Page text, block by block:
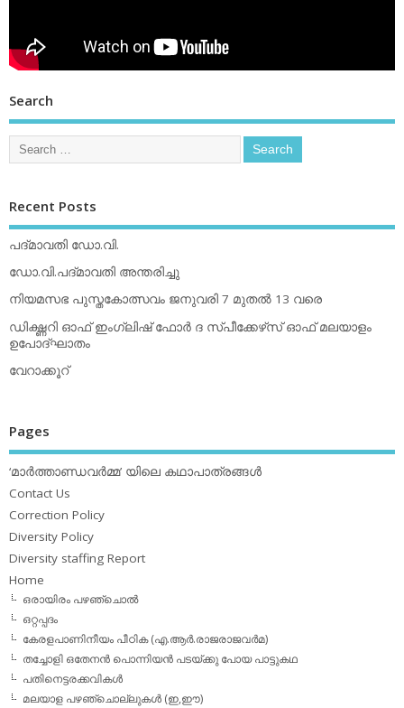
Search
Recent Posts
പദ്മാവതി ഡോ.വി.
ഡോ.വി.പദ്മാവതി അന്തരിച്ചു
നിയമസഭ പുസ്തകോത്സവം ജനുവരി 7 മുതല്‍ 13 വരെ
ഡിക്ഷ്ണറി ഓഫ് ഇംഗ്ലിഷ് ഫോര്‍ ദ സ്പീക്കേഴ്‌സ് ഓഫ് മലയാളം
ഉപോദ്ഘാതം
വേറാക്കൂറ്
Pages
‘മാര്‍ത്താണ്ഡവര്‍മ്മ’ യിലെ കഥാപാത്രങ്ങള്‍
Contact Us
Correction Policy
Diversity Policy
Diversity staffing Report
Home
ഒരായിരം പഴഞ്ചൊല്‍
ഒറ്റപ്പദം
കേരളപാണിനീയം പീഠിക (എ.ആര്‍.രാജരാജവര്‍മ)
തച്ചോളി ഒതേനൻ പൊന്നിയൻ പടയ്‌ക്കു പോയ പാട്ടുകഥ
പതിനെട്ടരക്കവികള്‍
മലയാള പഴഞ്ചൊല്ലുകള്‍ (ഇ,ഈ)